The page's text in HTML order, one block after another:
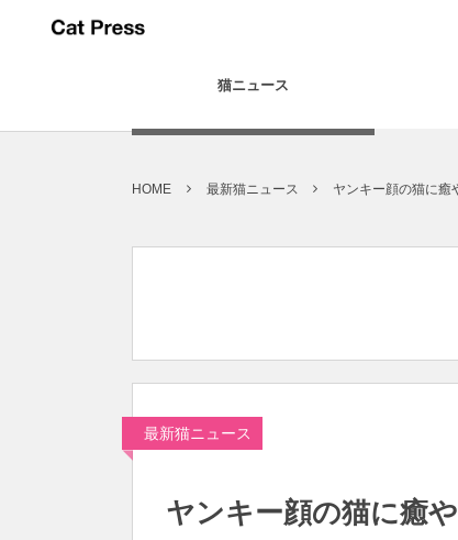
猫ニュース
HOME 最新猫ニュース ヤンキー顔の猫に癒
最新猫ニュース
ヤンキー顔の猫に癒